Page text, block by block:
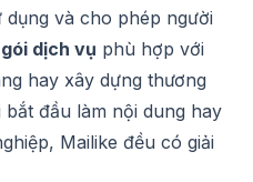
dụng và cho phép người
dịch vụ phù hợp với
hay xây dựng thương
đầu làm nội dung hay
Mailike đều có giải